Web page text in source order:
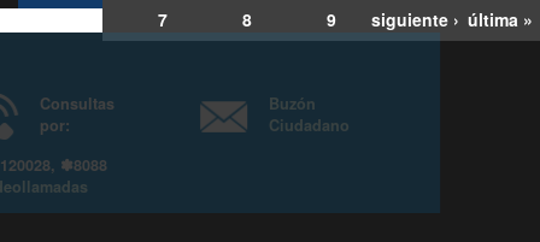
7
8 9 siguiente › última »
Consultas
6007120028, ✽8088
yVideollamadas